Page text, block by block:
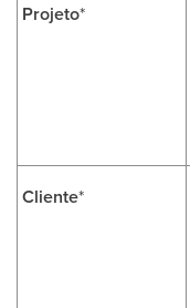
Projeto*
Cliente*